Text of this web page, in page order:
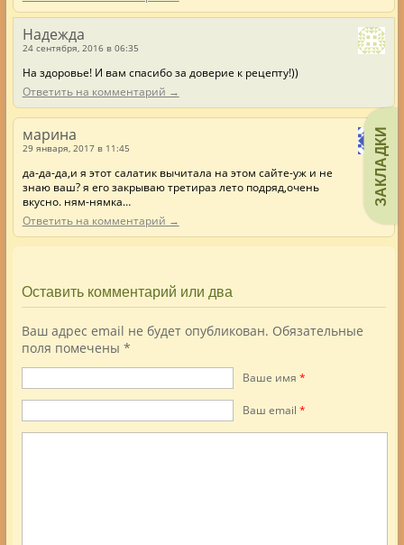
ЗАКЛАДКИ
Надежда
24 сентября, 2016 в 06:35
На здоровье! И вам спасибо за доверие к рецепту!))
Ответить на комментарий →
марина
29 января, 2017 в 11:45
да-да-да,и я этот салатик вычитала на этом сайте-уж и не
знаю ваш? я его закрываю третираз лето подряд,очень
вкусно. ням-нямка…
Ответить на комментарий →
Оставить комментарий или два
Ваш адрес email не будет опубликован. Обязательные
поля помечены *
Ваше имя *
Ваш еmail *